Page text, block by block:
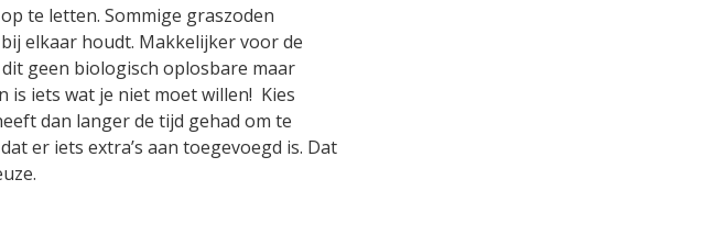
te letten. Sommige graszoden
elkaar houdt. Makkelijker voor de
geen biologisch oplosbare maar
is iets wat je niet moet willen! Kies
dan langer de tijd gehad om te
er iets extra’s aan toegevoegd is. Dat